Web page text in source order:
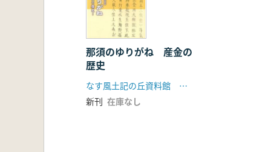
那須のゆりがね 産金の
歴史
なす風土記の丘資料館 栃木県教育委員会
新刊 在庫なし